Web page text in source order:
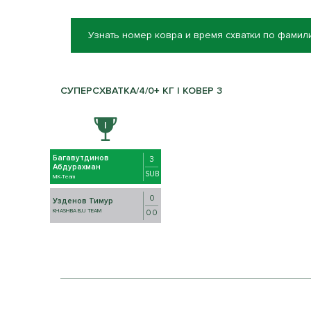
Узнать номер ковра и время схватки по
СУПЕРСХВАТКА/4/0+ КГ | КОВЕР 3
Багавутдинов
Абдурахман
MK-Team
3
SUB
Узденов Тимур
KHASHBA BJJ TEAM
0
0 0